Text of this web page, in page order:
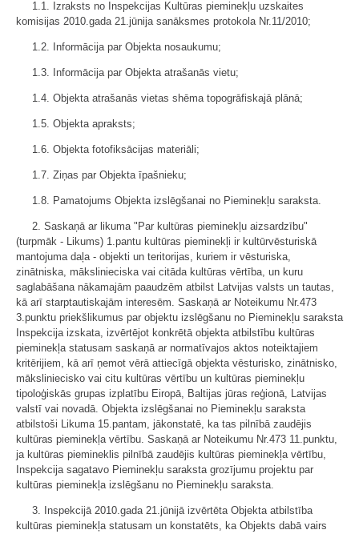
1.1. Izraksts no Inspekcijas Kultūras pieminekļu uzskaites
komisijas 2010.gada 21.jūnija sanāksmes protokola Nr.11/2010;
1.2. Informācija par Objekta nosaukumu;
1.3. Informācija par Objekta atrašanās vietu;
1.4. Objekta atrašanās vietas shēma topogrāfiskajā plānā;
1.5. Objekta apraksts;
1.6. Objekta fotofiksācijas materiāli;
1.7. Ziņas par Objekta īpašnieku;
1.8. Pamatojums Objekta izslēgšanai no Pieminekļu saraksta.
2. Saskaņā ar likuma "Par kultūras pieminekļu aizsardzību"
(turpmāk - Likums) 1.pantu kultūras pieminekļi ir kultūrvēsturiskā
mantojuma daļa - objekti un teritorijas, kuriem ir vēsturiska,
zinātniska, mākslinieciska vai citāda kultūras vērtība, un kuru
saglabāšana nākamajām paaudzēm atbilst Latvijas valsts un tautas,
kā arī starptautiskajām interesēm. Saskaņā ar Noteikumu Nr.473
3.punktu priekšlikumus par objektu izslēgšanu no Pieminekļu saraksta
Inspekcija izskata, izvērtējot konkrētā objekta atbilstību kultūras
pieminekļa statusam saskaņā ar normatīvajos aktos noteiktajiem
kritērijiem, kā arī ņemot vērā attiecīgā objekta vēsturisko, zinātnisko,
māksliniecisko vai citu kultūras vērtību un kultūras pieminekļu
tipoloģiskās grupas izplatību Eiropā, Baltijas jūras reģionā, Latvijas
valstī vai novadā. Objekta izslēgšanai no Pieminekļu saraksta
atbilstoši Likuma 15.pantam, jākonstatē, ka tas pilnībā zaudējis
kultūras pieminekļa vērtību. Saskaņā ar Noteikumu Nr.473 11.punktu,
ja kultūras piemineklis pilnībā zaudējis kultūras pieminekļa vērtību,
Inspekcija sagatavo Pieminekļu saraksta grozījumu projektu par
kultūras pieminekļa izslēgšanu no Pieminekļu saraksta.
3. Inspekcijā 2010.gada 21.jūnijā izvērtēta Objekta atbilstība
kultūras pieminekļa statusam un konstatēts, ka Objekts dabā vairs